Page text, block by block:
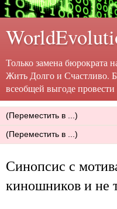
Только замена бюрократа
Жить Долго и Счастливо.
всеобщей выгоде
Синопсис с
киношников и не